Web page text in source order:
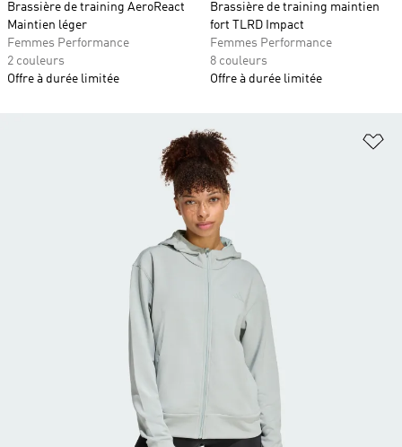
Brassière de training AeroReact
Maintien léger
Femmes Performance
2 couleurs
Offre à durée limitée
Brassière de training maintien
fort TLRD Impact
Femmes Performance
8 couleurs
Offre à durée limitée